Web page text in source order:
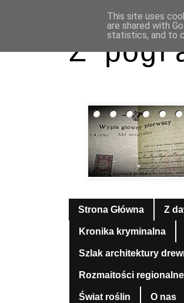
Z
Strona Główna Z
Kronika kryminalna
Szlak architektury
Rozmaitości regionalne
Świat roślin O nas
This site uses
are shared with
statistics, and to